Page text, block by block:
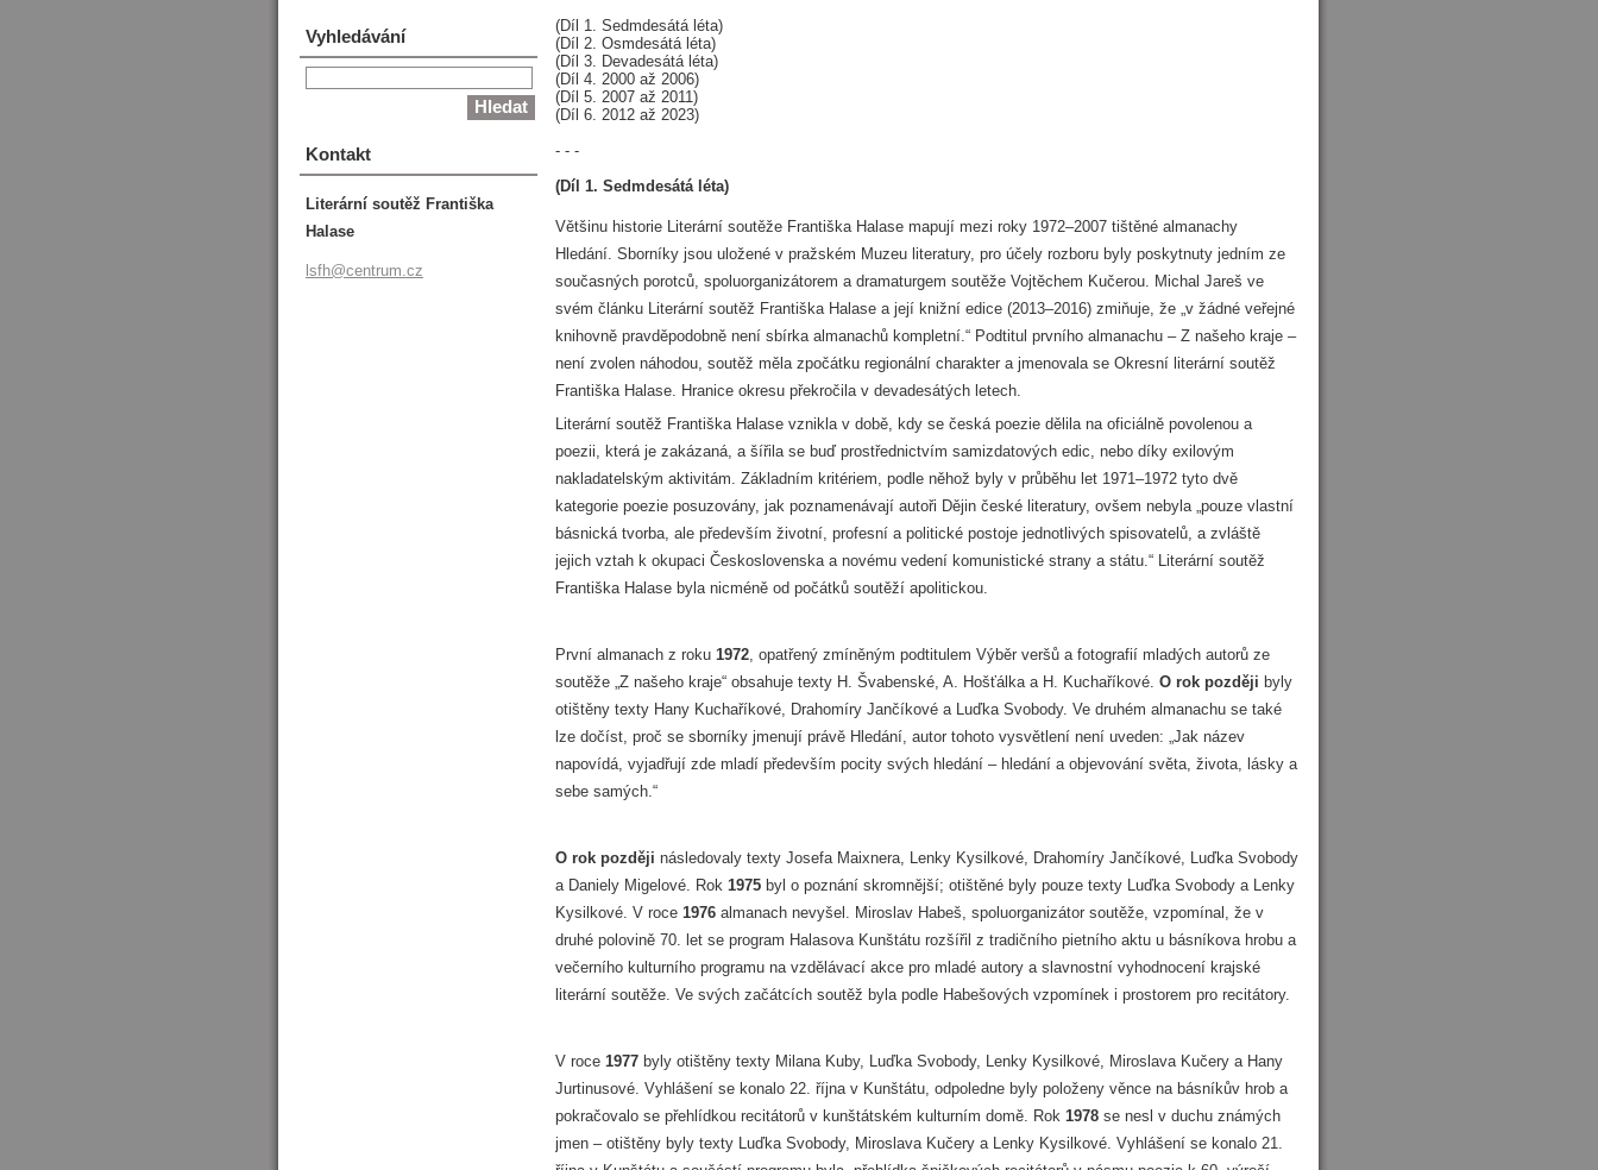
(Díl 1. Sedmdesátá léta)
(Díl 2. Osmdesátá léta)
(Díl 3. Devadesátá léta)
(Díl 4. 2000 až 2006)
(Díl 5. 2007 až 2011)
(Díl 6. 2012 až 2023)
- - -
(Díl 1. Sedmdesátá léta)
Většinu historie Literární soutěže Františka Halase mapují mezi roky 1972–2007 tištěné almanachy
Hledání. Sborníky jsou uložené v pražském Muzeu literatury, pro účely rozboru byly poskytnuty jedním ze
současných porotců, spoluorganizátorem a dramaturgem soutěže Vojtěchem Kučerou. Michal Jareš ve
svém článku Literární soutěž Františka Halase a její knižní edice (2013–2016) zmiňuje, že „v žádné veřejné
knihovně pravděpodobně není sbírka almanachů kompletní.“ Podtitul prvního almanachu – Z našeho kraje –
není zvolen náhodou, soutěž měla zpočátku regionální charakter a jmenovala se Okresní literární soutěž
Františka Halase. Hranice okresu překročila v devadesátých letech.
Literární soutěž Františka Halase vznikla v době, kdy se česká poezie dělila na oficiálně povolenou a
poezii, která je zakázaná, a šířila se buď prostřednictvím samizdatových edic, nebo díky exilovým
nakladatelským aktivitám. Základním kritériem, podle něhož byly v průběhu let 1971–1972 tyto dvě
kategorie poezie posuzovány, jak poznamenávají autoři Dějin české literatury, ovšem nebyla „pouze vlastní
básnická tvorba, ale především životní, profesní a politické postoje jednotlivých spisovatelů, a zvláště
jejich vztah k okupaci Československa a novému vedení komunistické strany a státu.“ Literární soutěž
Františka Halase byla nicméně od počátků soutěží apolitickou.
První almanach z roku 1972, opatřený zmíněným podtitulem Výběr veršů a fotografií mladých autorů ze
soutěže „Z našeho kraje“ obsahuje texty H. Švabenské, A. Hošťálka a H. Kuchaříkové. O rok později byly
otištěny texty Hany Kuchaříkové, Drahomíry Jančíkové a Luďka Svobody. Ve druhém almanachu se také
lze dočíst, proč se sborníky jmenují právě Hledání, autor tohoto vysvětlení není uveden: „Jak název
napovídá, vyjadřují zde mladí především pocity svých hledání – hledání a objevování světa, života, lásky a
sebe samých.“
O rok později následovaly texty Josefa Maixnera, Lenky Kysilkové, Drahomíry Jančíkové, Luďka Svobody
a Daniely Migelové. Rok 1975 byl o poznání skromnější; otištěné byly pouze texty Luďka Svobody a Lenky
Kysilkové. V roce 1976 almanach nevyšel. Miroslav Habeš, spoluorganizátor soutěže, vzpomínal, že v
druhé polovině 70. let se program Halasova Kunštátu rozšířil z tradičního pietního aktu u básníkova hrobu a
večerního kulturního programu na vzdělávací akce pro mladé autory a slavnostní vyhodnocení krajské
literární soutěže. Ve svých začátcích soutěž byla podle Habešových vzpomínek i prostorem pro recitátory.
V roce 1977 byly otištěny texty Milana Kuby, Luďka Svobody, Lenky Kysilkové, Miroslava Kučery a Hany
Jurtinusové. Vyhlášení se konalo 22. října v Kunštátu, odpoledne byly položeny věnce na básníkův hrob a
pokračovalo se přehlídkou recitátorů v kunštátském kulturním domě. Rok 1978 se nesl v duchu známých
jmen – otištěny byly texty Luďka Svobody, Miroslava Kučery a Lenky Kysilkové. Vyhlášení se konalo 21.
Vyhledávání
Kontakt
Literární soutěž Františka
Halase
lsfh@centrum.cz